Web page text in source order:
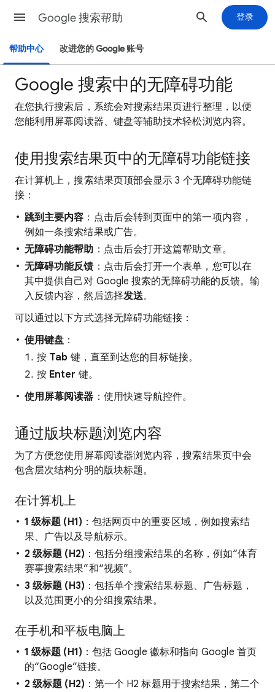
Google 搜索帮助 登录
帮助中心 改进您的 Google 账号
Google 搜索中的无障碍功能
在您执行搜索后，系统会对搜索结果页进行整理，以便
您能利用屏幕阅读器、键盘等辅助技术轻松浏览内容。
使用搜索结果页中的无障碍功能链接
在计算机上，搜索结果页顶部会显示 3 个无障碍功能链
接：
跳到主要内容 ：点击后会转到页面中的第一项内容，
例如一条搜索结果或广告。
无障碍功能帮助 ：点击后会打开这篇帮助文章。
无障碍功能反馈 ：点击后会打开一个表单，您可以在
其中提供自己对 Google 搜索的无障碍功能的反馈。输
入反馈内容，然后选择发送。
可以通过以下方式选择无障碍功能链接：
使用键盘 ：
按 Tab 键，直至到达您的目标链接。
按 Enter 键。
使用屏幕阅读器 ：使用快速导航控件。
通过版块标题浏览内容
为了方便您使用屏幕阅读器浏览内容，搜索结果页中会
包含层次结构分明的版块标题。
在计算机上
1 级标题 (H1) ：包括网页中的重要区域，例如搜索结
果、广告以及导航标示。
2 级标题 (H2) ：包括分组搜索结果的名称，例如“体育
赛事搜索结果”和“视频”。
3 级标题 (H3) ：包括单个搜索结果标题、广告标题，
以及范围更小的分组搜索结果。
在手机和平板电脑上
1 级标题 (H1) ：包括 Google 徽标和指向 Google 首页
的“Google”链接。
2 级标题 (H2) ：第一个 H2 标题用于搜索结果，第二个